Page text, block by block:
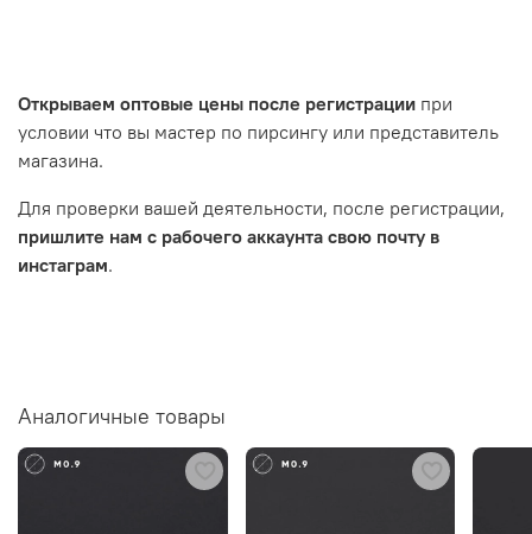
Открываем оптовые цены после регистрации при
условии что вы мастер по пирсингу или представитель
магазина.
Для проверки вашей деятельности, после регистрации,
пришлите нам с рабочего аккаунта свою почту в
инстаграм.
Аналогичные товары